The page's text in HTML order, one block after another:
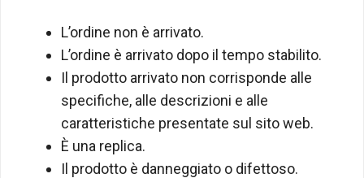
L’ordine non è arrivato.
L’ordine è arrivato dopo il tempo stabilito.
Il prodotto arrivato non corrisponde alle
specifiche, alle descrizioni e alle
caratteristiche presentate sul sito web.
È una replica.
Il prodotto è danneggiato o difettoso.